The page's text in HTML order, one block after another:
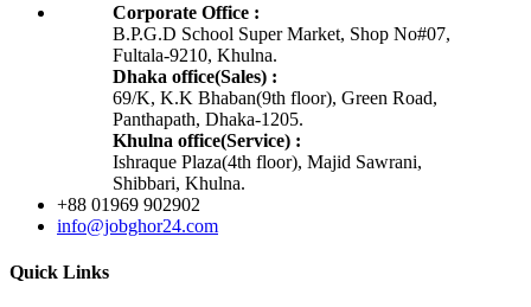
Corporate Office :
B.P.G.D School Super Market, Shop No#07,
Fultala-9210, Khulna.
Dhaka office(Sales) :
69/K, K.K Bhaban(9th floor), Green Road,
Panthapath, Dhaka-1205.
Khulna office(Service) :
Ishraque Plaza(4th floor), Majid Sawrani,
Shibbari, Khulna.
+88 01969 902902
info@jobghor24.com
Quick Links